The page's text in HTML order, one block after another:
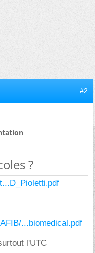
#2
?
...biomedical.pdf
l'UTC